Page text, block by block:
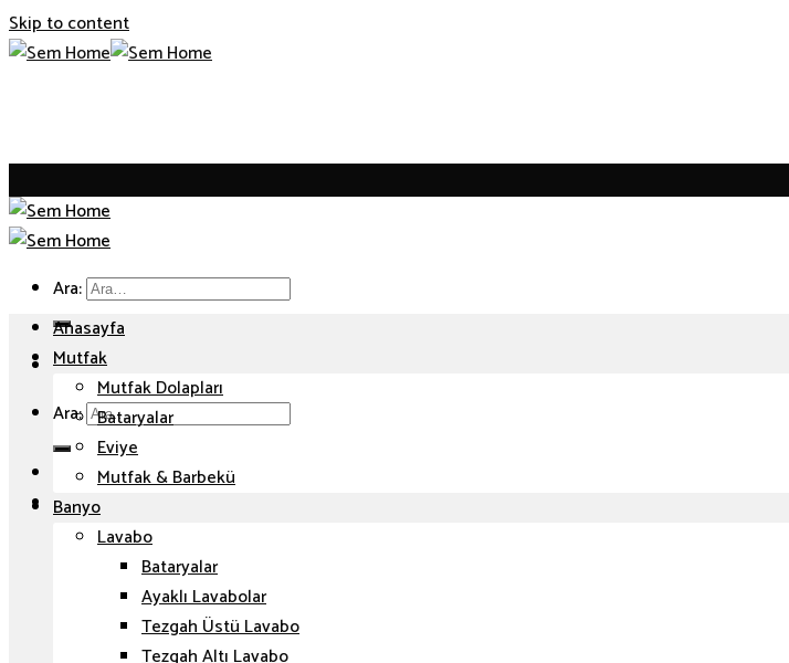
Skip to content
Ara:
Ara:
Anasayfa
Mutfak
Mutfak Dolapları
Bataryalar
Eviye
Mutfak & Barbekü
Banyo
Lavabo
Bataryalar
Ayaklı Lavabolar
Tezgah Üstü Lavabo
Tezgah Altı Lavabo